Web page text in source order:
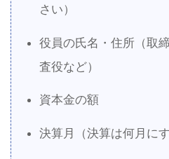
さい）
役員の氏名・住所（取
査役など）
資本金の額
決算月（決算は何月にす